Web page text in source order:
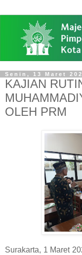
Senin, 13 Maret
KAJIAN
OLEH PRM
Surakarta, 1 Maret